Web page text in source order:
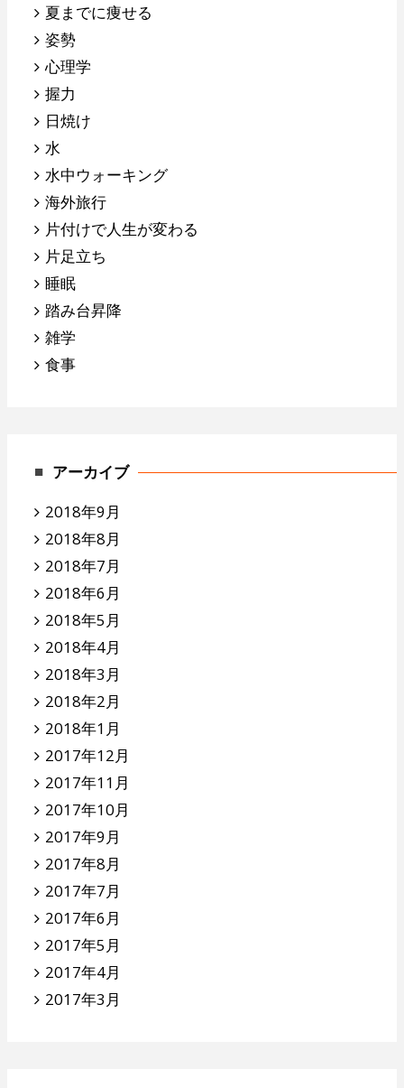
夏までに痩せる
姿勢
心理学
握力
日焼け
水
水中ウォーキング
海外旅行
片付けで人生が変わる
片足立ち
睡眠
踏み台昇降
雑学
食事
アーカイブ
2018年9月
2018年8月
2018年7月
2018年6月
2018年5月
2018年4月
2018年3月
2018年2月
2018年1月
2017年12月
2017年11月
2017年10月
2017年9月
2017年8月
2017年7月
2017年6月
2017年5月
2017年4月
2017年3月